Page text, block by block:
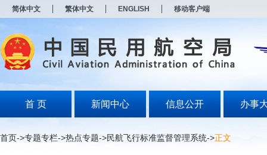
简体中文 繁体中文 ENGLISH 移动客户端
首 页 新闻中心 信息公开 办事
首页->专题专栏->热点专题->民航飞行标准监督管理系统->正文
打
开
无
障
说
按
Alt